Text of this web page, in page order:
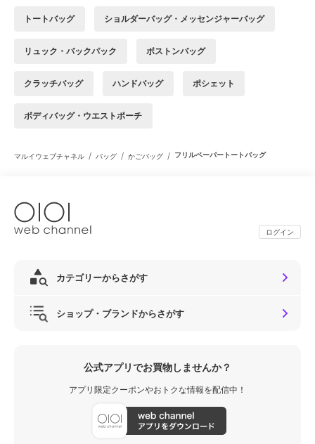
トートバッグ ショルダーバッグ・メッセンジャーバッグ
リュック・バックパック ボストンバッグ
クラッチバッグ ハンドバッグ ポシェット
ボディバッグ・ウエストポーチ
マルイウェブチャネル / バッグ / かごバッグ / フリルペーパートートバッグ
ログイン
カテゴリーからさがす
ショップ・ブランドからさがす
公式アプリでお買物しませんか？
アプリ限定クーポンやおトクな情報を配信中！